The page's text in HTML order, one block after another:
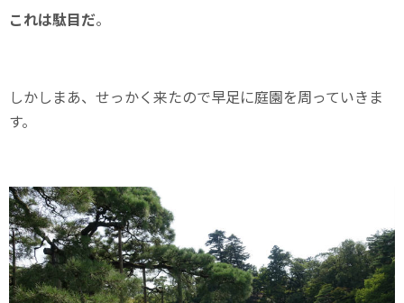
これは駄目だ。
しかしまあ、せっかく来たので早足に庭園を周っていきま
す。